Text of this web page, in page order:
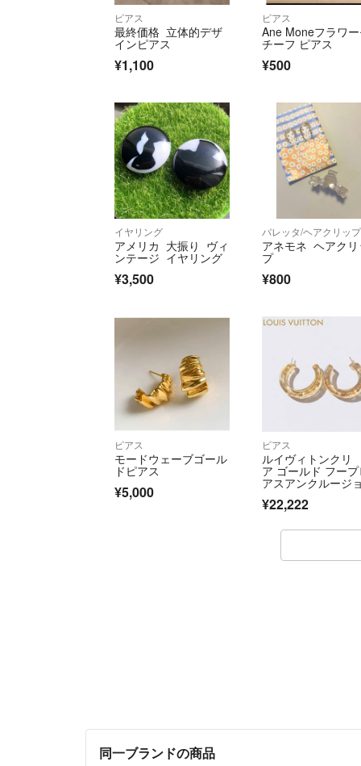
ピアス
最終価格 立体的デザ
インピアス
¥1,100
ピアス
Ane Moneフラワ
チーフ ピアス
¥500
イヤリング
アメリカ 大振り ヴィ
ンテージ イヤリング
¥3,500
バレッタ/ヘアクリップ
アネモネ ヘアクリ
プ
¥800
ピアス
モードウェーブゴール
ドピアス
¥5,000
ピアス
ルイヴィトンクリ
ア ゴールド フー
アスアンクルージ
¥22,222
同一ブランドの商品